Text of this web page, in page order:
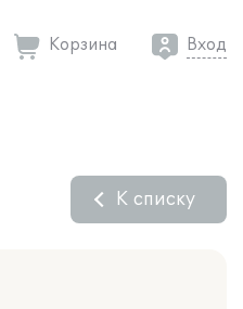
Корзина Вход
К списку